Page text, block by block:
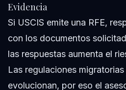
Evidencia
Si USCIS emite una RFE,
con los documentos
las respuestas aumenta el
Las regulaciones
evolucionan, por eso el